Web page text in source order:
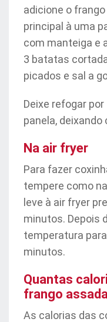
adicione o
principal à uma
com manteiga e
3 batatas
picados e sal a
Deixe refogar
panela,
Na air fryer
Para fazer
tempere como
leve à air fryer
minutos. Depois
temperatura
minutos.
Quantas
frango
As calorias das